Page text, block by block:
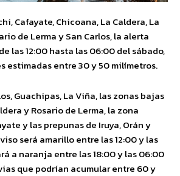
Cafayate, Chicoana, La Caldera, La
de Lerma y San Carlos, la alerta
las 12:00 hasta las 06:00 del sábado,
estimadas entre 30 y 50 milímetros.
Guachipas, La Viña, las zonas bajas
y Rosario de Lerma, la zona
y las prepunas de Iruya, Orán y
será amarillo entre las 12:00 y las
a naranja entre las 18:00 y las 06:00
que podrían acumular entre 60 y